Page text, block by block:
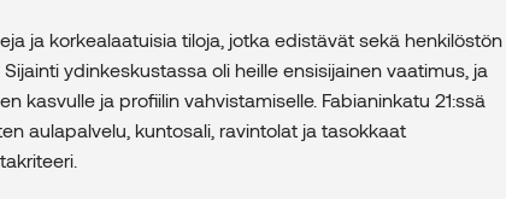
ja korkealaatuisia tiloja, jotka edistävät sekä henkilöstön
ydinkeskustassa oli heille ensisijainen vaatimus, ja
kasvulle ja profiilin vahvistamiselle. Fabianinkatu 21:ssä
aulapalvelu, kuntosali, ravintolat ja tasokkaat